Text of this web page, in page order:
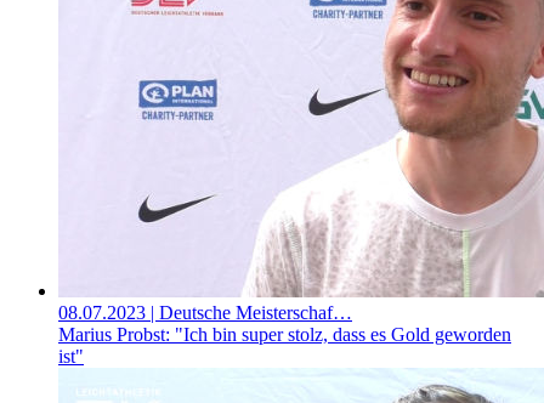
08.07.2023 | Deutsche Meisterschaf…
Marius Probst: "Ich bin super stolz, dass es Gold geworden
ist"